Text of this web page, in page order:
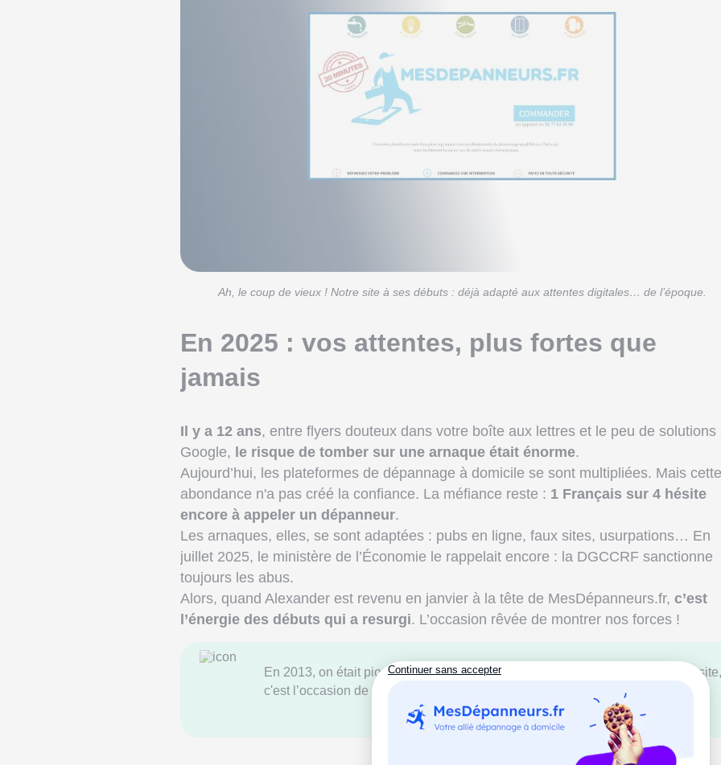
Ah, le coup de vieux ! Notre site à ses débuts : déjà adapté aux attentes digitales… de l’époque.
En 2025 : vos attentes, plus fortes que
jamais
Il y a 12 ans, entre flyers douteux dans votre boîte aux lettres et le peu de solutions
Google, le risque de tomber sur une arnaque était énorme.
Aujourd’hui, les plateformes de dépannage à domicile se sont multipliées. Mais cette
abondance n'a pas créé la confiance. La méfiance reste : 1 Français sur 4 hésite
encore à appeler un dépanneur.
Les arnaques, elles, se sont adaptées : pubs en ligne, faux sites, usurpations… En
juillet 2025, le ministère de l’Économie le rappelait encore : la DGCCRF sanctionne
toujours les abus.
Alors, quand Alexander est revenu en janvier à la tête de MesDépanneurs.fr, c’est
l’énergie des débuts qui a resurgi. L’occasion rêvée de montrer nos forces !
En 2013, on était pionnier. En 2025, on est devenu la référence.Ce nouveau site,
c'est l’occasion de le montrer.